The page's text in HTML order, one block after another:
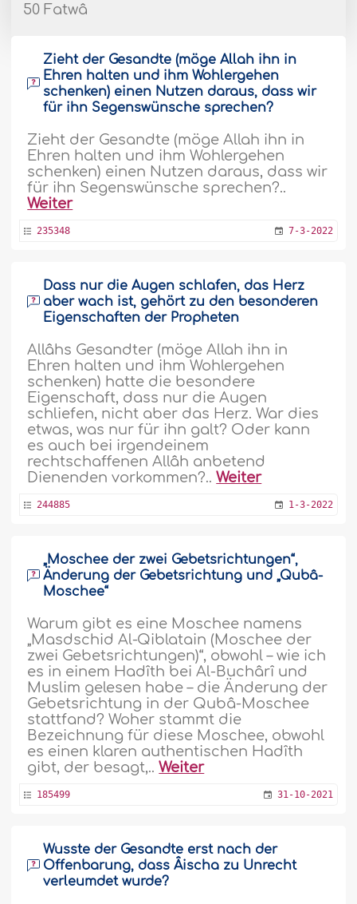
50 Fatwâ
Zieht der Gesandte (möge Allah ihn in
Ehren halten und ihm Wohlergehen
schenken) einen Nutzen daraus, dass wir
für ihn Segenswünsche sprechen?
Zieht der Gesandte (möge Allah ihn in
Ehren halten und ihm Wohlergehen
schenken) einen Nutzen daraus, dass wir
für ihn Segenswünsche sprechen?..
Weiter
235348 7-3-2022
Dass nur die Augen schlafen, das Herz
aber wach ist, gehört zu den besonderen
Eigenschaften der Propheten
Allâhs Gesandter (möge Allah ihn in
Ehren halten und ihm Wohlergehen
schenken) hatte die besondere
Eigenschaft, dass nur die Augen
schliefen, nicht aber das Herz. War dies
etwas, was nur für ihn galt? Oder kann
es auch bei irgendeinem
rechtschaffenen Allâh anbetend
Dienenden vorkommen?..Weiter
244885 1-3-2022
„Moschee der zwei Gebetsrichtungen“,
Änderung der Gebetsrichtung und „Qubâ-
Moschee“
Warum gibt es eine Moschee namens
„Masdschid Al-Qiblatain (Moschee der
zwei Gebetsrichtungen)“, obwohl – wie ich
es in einem Hadîth bei Al-Buchârî und
Muslim gelesen habe – die Änderung der
Gebetsrichtung in der Qubâ-Moschee
stattfand? Woher stammt die
Bezeichnung für diese Moschee, obwohl
es einen klaren authentischen Hadîth
gibt, der besagt,..Weiter
185499 31-10-2021
Wusste der Gesandte erst nach der
Offenbarung, dass Âischa zu Unrecht
verleumdet wurde?